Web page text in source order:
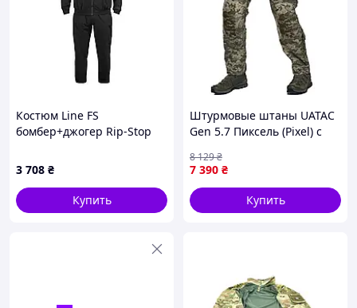
Костюм Line FS
бомбер+джогер Rip-Stop
3 708 ₴
Купить
Штурмовые штаны UATAC
Gen 5.7 Пиксель (Pixel) с
7 390 ₴
8 129₴
Купить